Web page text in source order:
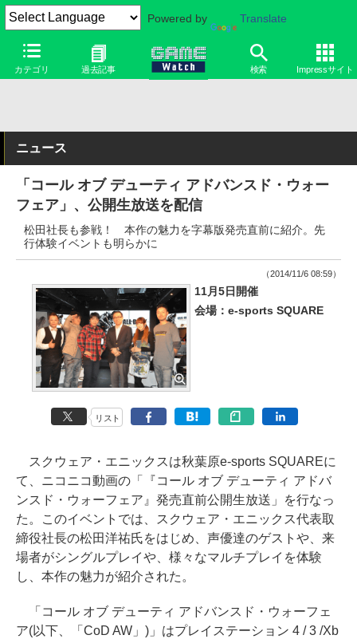
Powered by Translate
カテゴリ 過去記事 検索 Impressサイト
ニュース
「コール オブ デューティ アドバンスド・ウォー
フェア」、公開生放送を配信
松田社長も参戦！ 本作の魅力を字幕版発売直前に紹介。先
行体験イベントも明らかに
（2014/11/6 08:59）
11月5日開催
会場：e-sports SQUARE
リスト
スクウェア・エニックスは秋葉原e-sports SQUAREに
て、ニコニコ動画の「『コール オブ デューティ アドバ
ンスド・ウォーフェア』発売直前公開生放送」を行なっ
た。このイベントでは、スクウェア・エニックス代表取
締役社長の松田洋祐氏をはじめ、声優達のゲストや、来
場者がシングルプレイや、様々なマルチプレイを体験
し、本作の魅力が紹介された。
「コール オブ デューティ アドバンスド・ウォーフェ
ア(以下、「CoD AW」)」はプレイステーション 4 / 3 /Xb